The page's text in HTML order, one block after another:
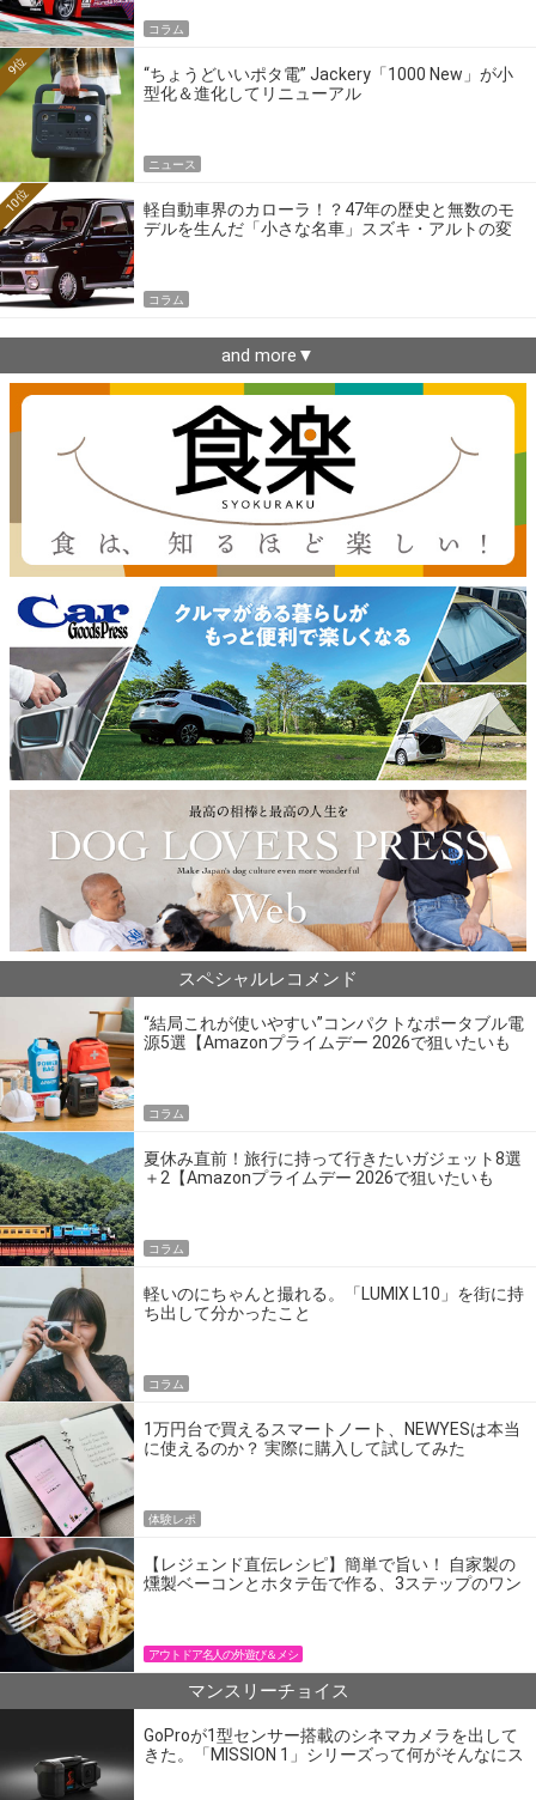
コラム
“ちょうどいいポタ電” Jackery「1000 New」が小
型化＆進化してリニューアル
9位
ニュース
軽自動車界のカローラ！？47年の歴史と無数のモ
デルを生んだ「小さな名車」スズキ・アルトの変
10位
コラム
and more▼
スペシャルレコメンド
“結局これが使いやすい”コンパクトなポータブル電
源5選【Amazonプライムデー 2026で狙いたいも
コラム
夏休み直前！旅行に持って行きたいガジェット8選
＋2【Amazonプライムデー 2026で狙いたいも
コラム
軽いのにちゃんと撮れる。「LUMIX L10」を街に持
ち出して分かったこと
コラム
1万円台で買えるスマートノート、NEWYESは本当
に使えるのか？ 実際に購入して試してみた
体験レポ
【レジェンド直伝レシピ】簡単で旨い！ 自家製の
燻製ベーコンとホタテ缶で作る、3ステップのワン
アウトドア名人の外遊び＆メシ
マンスリーチョイス
GoProが1型センサー搭載のシネマカメラを出して
きた。「MISSION 1」シリーズって何がそんなにス